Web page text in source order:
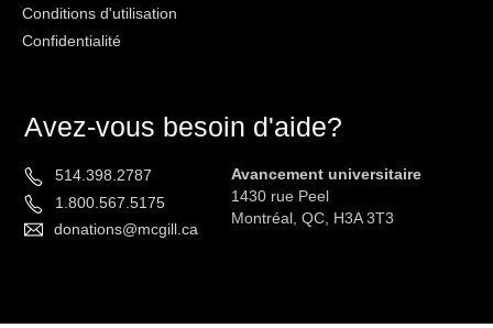
Conditions d'utilisation
Confidentialité
Avez-vous besoin d'aide?
514.398.2787
1.800.567.5175
donations@mcgill.ca
Avancement universitaire
1430 rue Peel
Montréal, QC, H3A 3T3